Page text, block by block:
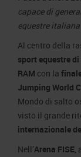
capace di
equestre
Al centro della
sport equestre
RAM con la
Jumping World
Mondo di salto
visto il grande
internazionale
Nell’Arena FISE,